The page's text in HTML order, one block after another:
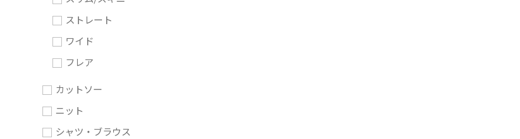
ストレート
ワイド
フレア
カットソー
ニット
シャツ・ブラウス